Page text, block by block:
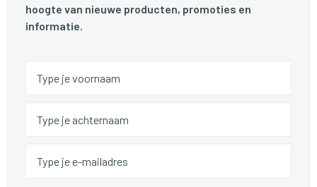
hoogte van nieuwe producten, promoties en
informatie.